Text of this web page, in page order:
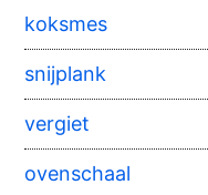
koksmes
snijplank
vergiet
ovenschaal